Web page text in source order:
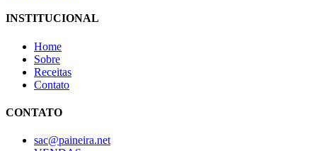
INSTITUCIONAL
Home
Sobre
Receitas
Contato
CONTATO
sac@paineira.net